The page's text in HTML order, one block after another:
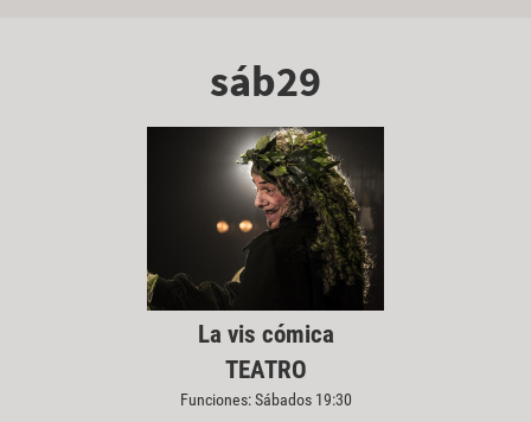
sáb29
La vis cómica
TEATRO
Funciones: Sábados 19:30